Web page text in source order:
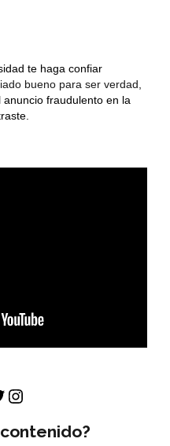
te haga confiar
bueno para ser verdad,
anuncio fraudulento en la